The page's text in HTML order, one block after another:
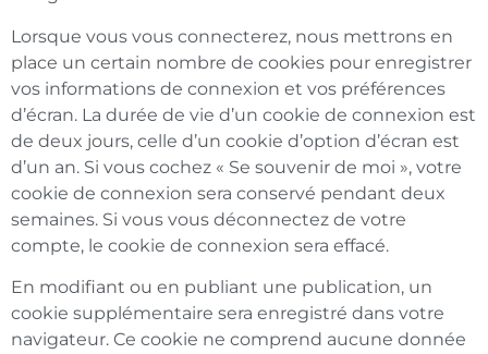
Lorsque vous vous connecterez, nous mettrons en
place un certain nombre de cookies pour enregistrer
vos informations de connexion et vos préférences
d’écran. La durée de vie d’un cookie de connexion est
de deux jours, celle d’un cookie d’option d’écran est
d’un an. Si vous cochez « Se souvenir de moi », votre
cookie de connexion sera conservé pendant deux
semaines. Si vous vous déconnectez de votre
compte, le cookie de connexion sera effacé.
En modifiant ou en publiant une publication, un
cookie supplémentaire sera enregistré dans votre
navigateur. Ce cookie ne comprend aucune donnée